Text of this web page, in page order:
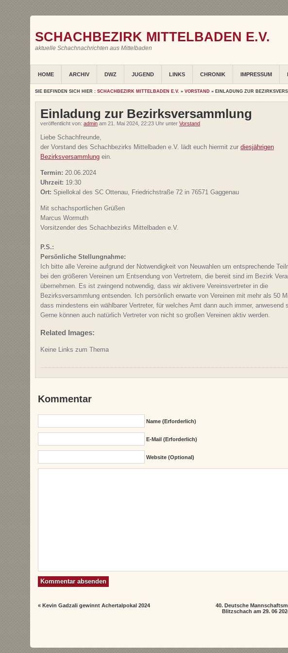
SCHACHBEZIRK MITTELBADEN E.V.
aktuelle Schachnachrichten aus Mittelbaden
HOME ARCHIV DWZ JUGEND LINKS CHRONIK IMPRESSUM
SIE BEFINDEN SICH HIER : SCHACHBEZIRK MITTELBADEN E.V. » VORSTAND » EINLADUNG ZUR
Einladung zur Bezirksversammlung
veröffentlicht von: admin am 21. Mai 2024, 22:23 Uhr unter Vorstand
Liebe Schachfreunde,
der Vorstand des Schachbezirks Mittelbaden e.V. lädt euch hiermit zur diesjährigen
Bezirksversammlung ein.
Termin: 20.06.2024
Uhrzeit: 19:30
Ort: Spiellokal des SC Ottenau, Friedrichstraße 72 in 76571 Gaggenau
Mit schachsportlichen Grüßen
Marcus Wormuth
Vorsitzender des Schachbezirks Mittelbaden e.V.
P.S.:
Persönliche Stellungnahme:
Ich bitte alle Vereine aufgrund der Notwendigkeit von Neuwahlen um entsprechende
bei den größeren Vereinen um Entsendung von Vertretern, die bereit sind im Bezirk
übernehmen. Es ist zwingend notwendig, dass wir aktivere Vereinsvertreter in die
Bezirksversammlung entsenden. Ich persönlich erwarte von Vereinen mit mehr als 50
dass mindestens ein wählbarer Vertreter, für welches Amt dann auch immer, anwesend
Gerne können auch natürlich Vertreter von nicht so großen Vereinen aktiv werden.
Related Images:
Keine Links zum Thema
Kommentar
Name (erforderlich)
E-Mail (erforderlich)
Website (Optional)
«Kevin Gadzali gewinnt Achertalpokal 2024
40. Deutsche
Blitzschach am 29. 06